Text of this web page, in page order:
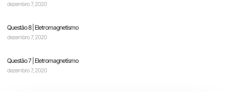
dezembro 7, 2020
Questão 8 | Eletromagnetismo
dezembro 7, 2020
Questão 7 | Eletromagnetismo
dezembro 7, 2020